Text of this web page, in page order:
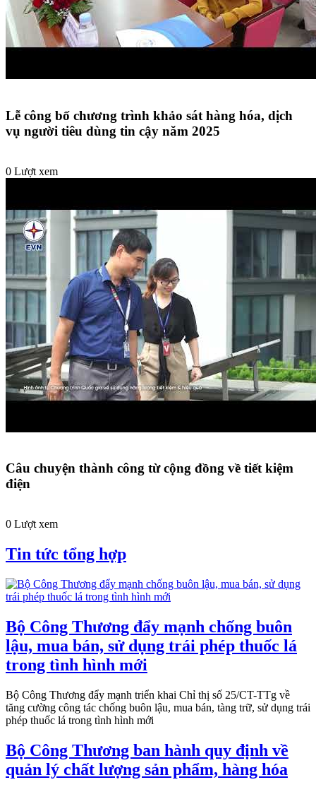
Lễ công bố chương trình khảo sát hàng hóa, dịch
vụ người tiêu dùng tin cậy năm 2025
0 Lượt xem
Câu chuyện thành công từ cộng đồng về tiết kiệm
điện
0 Lượt xem
Tin tức tổng hợp
Bộ Công Thương đẩy mạnh chống buôn
lậu, mua bán, sử dụng trái phép thuốc lá
trong tình hình mới
Bộ Công Thương đẩy mạnh triển khai Chỉ thị số 25/CT-TTg về
tăng cường công tác chống buôn lậu, mua bán, tàng trữ, sử dụng trái
phép thuốc lá trong tình hình mới
Bộ Công Thương ban hành quy định về
quản lý chất lượng sản phẩm, hàng hóa